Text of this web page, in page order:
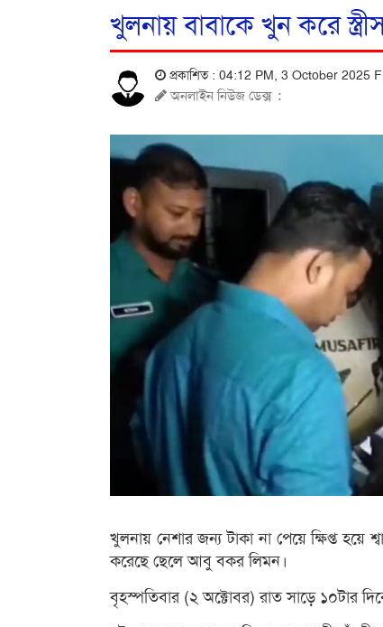
খুলনায় বাবাকে খুন করে
প্রকাশিত : 04:12 PM, 3 October 2025
অনলাইন নিউজ ডেক্স :
খুলনায় নেশার জন্য টাকা না পেয়ে ক্ষিপ্ত হয়ে
করেছে ছেলে আবু বকর লিমন।
বৃহস্পতিবার (২ অক্টোবর) রাত সাড়ে ১০টার